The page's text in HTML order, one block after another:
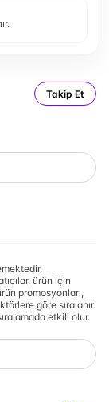
Takip Et
ürün için
promosyonları,
göre sıralanır.
etkili olur.